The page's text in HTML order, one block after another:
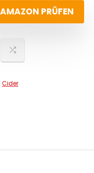
PRÜFEN
Cider